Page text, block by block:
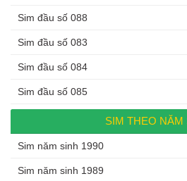
Sim đầu số 088
Sim đầu số 083
Sim đầu số 084
Sim đầu số 085
SIM THEO NĂM
Sim năm sinh 1990
Sim năm sinh 1989